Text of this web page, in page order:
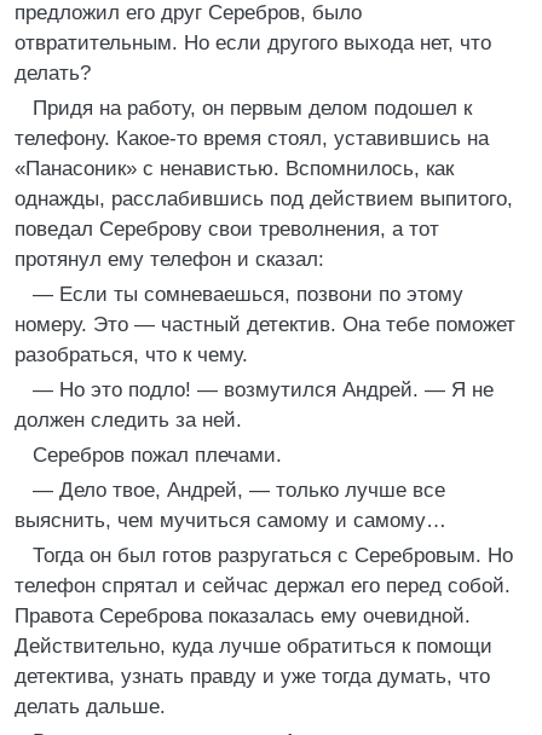
предложил его друг Серебров, было
отвратительным. Но если другого выхода нет, что
делать?
Придя на работу, он первым делом подошел к
телефону. Какое-то время стоял, уставившись на
«Панасоник» с ненавистью. Вспомнилось, как
однажды, расслабившись под действием выпитого,
поведал Сереброву свои треволнения, а тот
протянул ему телефон и сказал:
— Если ты сомневаешься, позвони по этому
номеру. Это — частный детектив. Она тебе поможет
разобраться, что к чему.
— Но это подло! — возмутился Андрей. — Я не
должен следить за ней.
Серебров пожал плечами.
— Дело твое, Андрей, — только лучше все
выяснить, чем мучиться самому и самому…
Тогда он был готов разругаться с Серебровым. Но
телефон спрятал и сейчас держал его перед собой.
Правота Сереброва показалась ему очевидной.
Действительно, куда лучше обратиться к помощи
детектива, узнать правду и уже тогда думать, что
делать дальше.